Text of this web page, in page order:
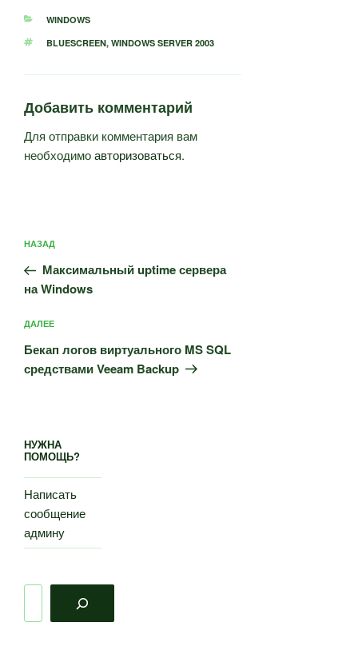
РУБРИКИ
WINDOWS
МЕТКИ
BLUESCREEN, WINDOWS SERVER 2003
Добавить комментарий
Для отправки комментария вам
необходимоавторизоваться.
по
записям
Предыдущая
запись:
НАЗАД
Максимальный uptime сервера
на Windows
Следующая
запись
ДАЛЕЕ
Бекап логов виртуального MS SQL
средствами Veeam Backup
НУЖНА
ПОМОЩЬ?
Написать
сообщение
админу